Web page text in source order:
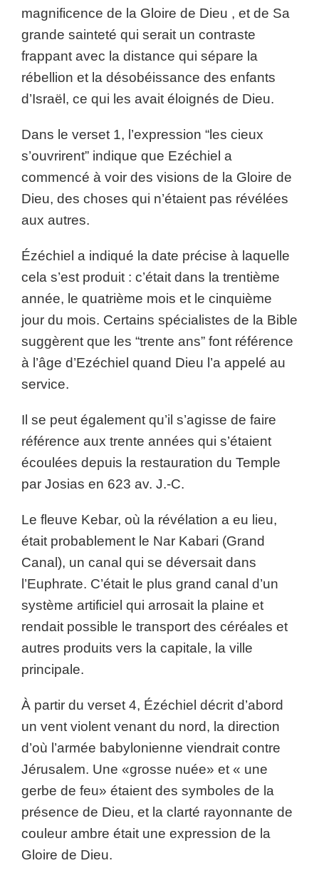
magnificence de la Gloire de Dieu , et de Sa
grande sainteté qui serait un contraste
frappant avec la distance qui sépare la
rébellion et la désobéissance des enfants
d’Israël, ce qui les avait éloignés de Dieu.
Dans le verset 1, l’expression “les cieux
s’ouvrirent” indique que Ezéchiel a
commencé à voir des visions de la Gloire de
Dieu, des choses qui n’étaient pas révélées
aux autres.
Ézéchiel a indiqué la date précise à laquelle
cela s’est produit : c’était dans la trentième
année, le quatrième mois et le cinquième
jour du mois. Certains spécialistes de la Bible
suggèrent que les “trente ans” font référence
à l’âge d’Ezéchiel quand Dieu l’a appelé au
service.
Il se peut également qu’il s’agisse de faire
référence aux trente années qui s’étaient
écoulées depuis la restauration du Temple
par Josias en 623 av. J.-C.
Le fleuve Kebar, où la révélation a eu lieu,
était probablement le Nar Kabari (Grand
Canal), un canal qui se déversait dans
l’Euphrate. C’était le plus grand canal d’un
système artificiel qui arrosait la plaine et
rendait possible le transport des céréales et
autres produits vers la capitale, la ville
principale.
À partir du verset 4, Ézéchiel décrit d’abord
un vent violent venant du nord, la direction
d’où l’armée babylonienne viendrait contre
Jérusalem. Une «grosse nuée» et « une
gerbe de feu» étaient des symboles de la
présence de Dieu, et la clarté rayonnante de
couleur ambre était une expression de la
Gloire de Dieu.